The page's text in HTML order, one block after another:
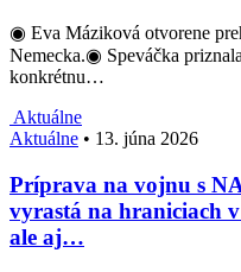
◉ Eva Máziková otvorene
Nemecka.◉ Speváčka
konkrétnu…
Aktuálne
Aktuálne • 13. júna 2026
Príprava na vojnu s
vyrastá na hraniciach
ale aj…